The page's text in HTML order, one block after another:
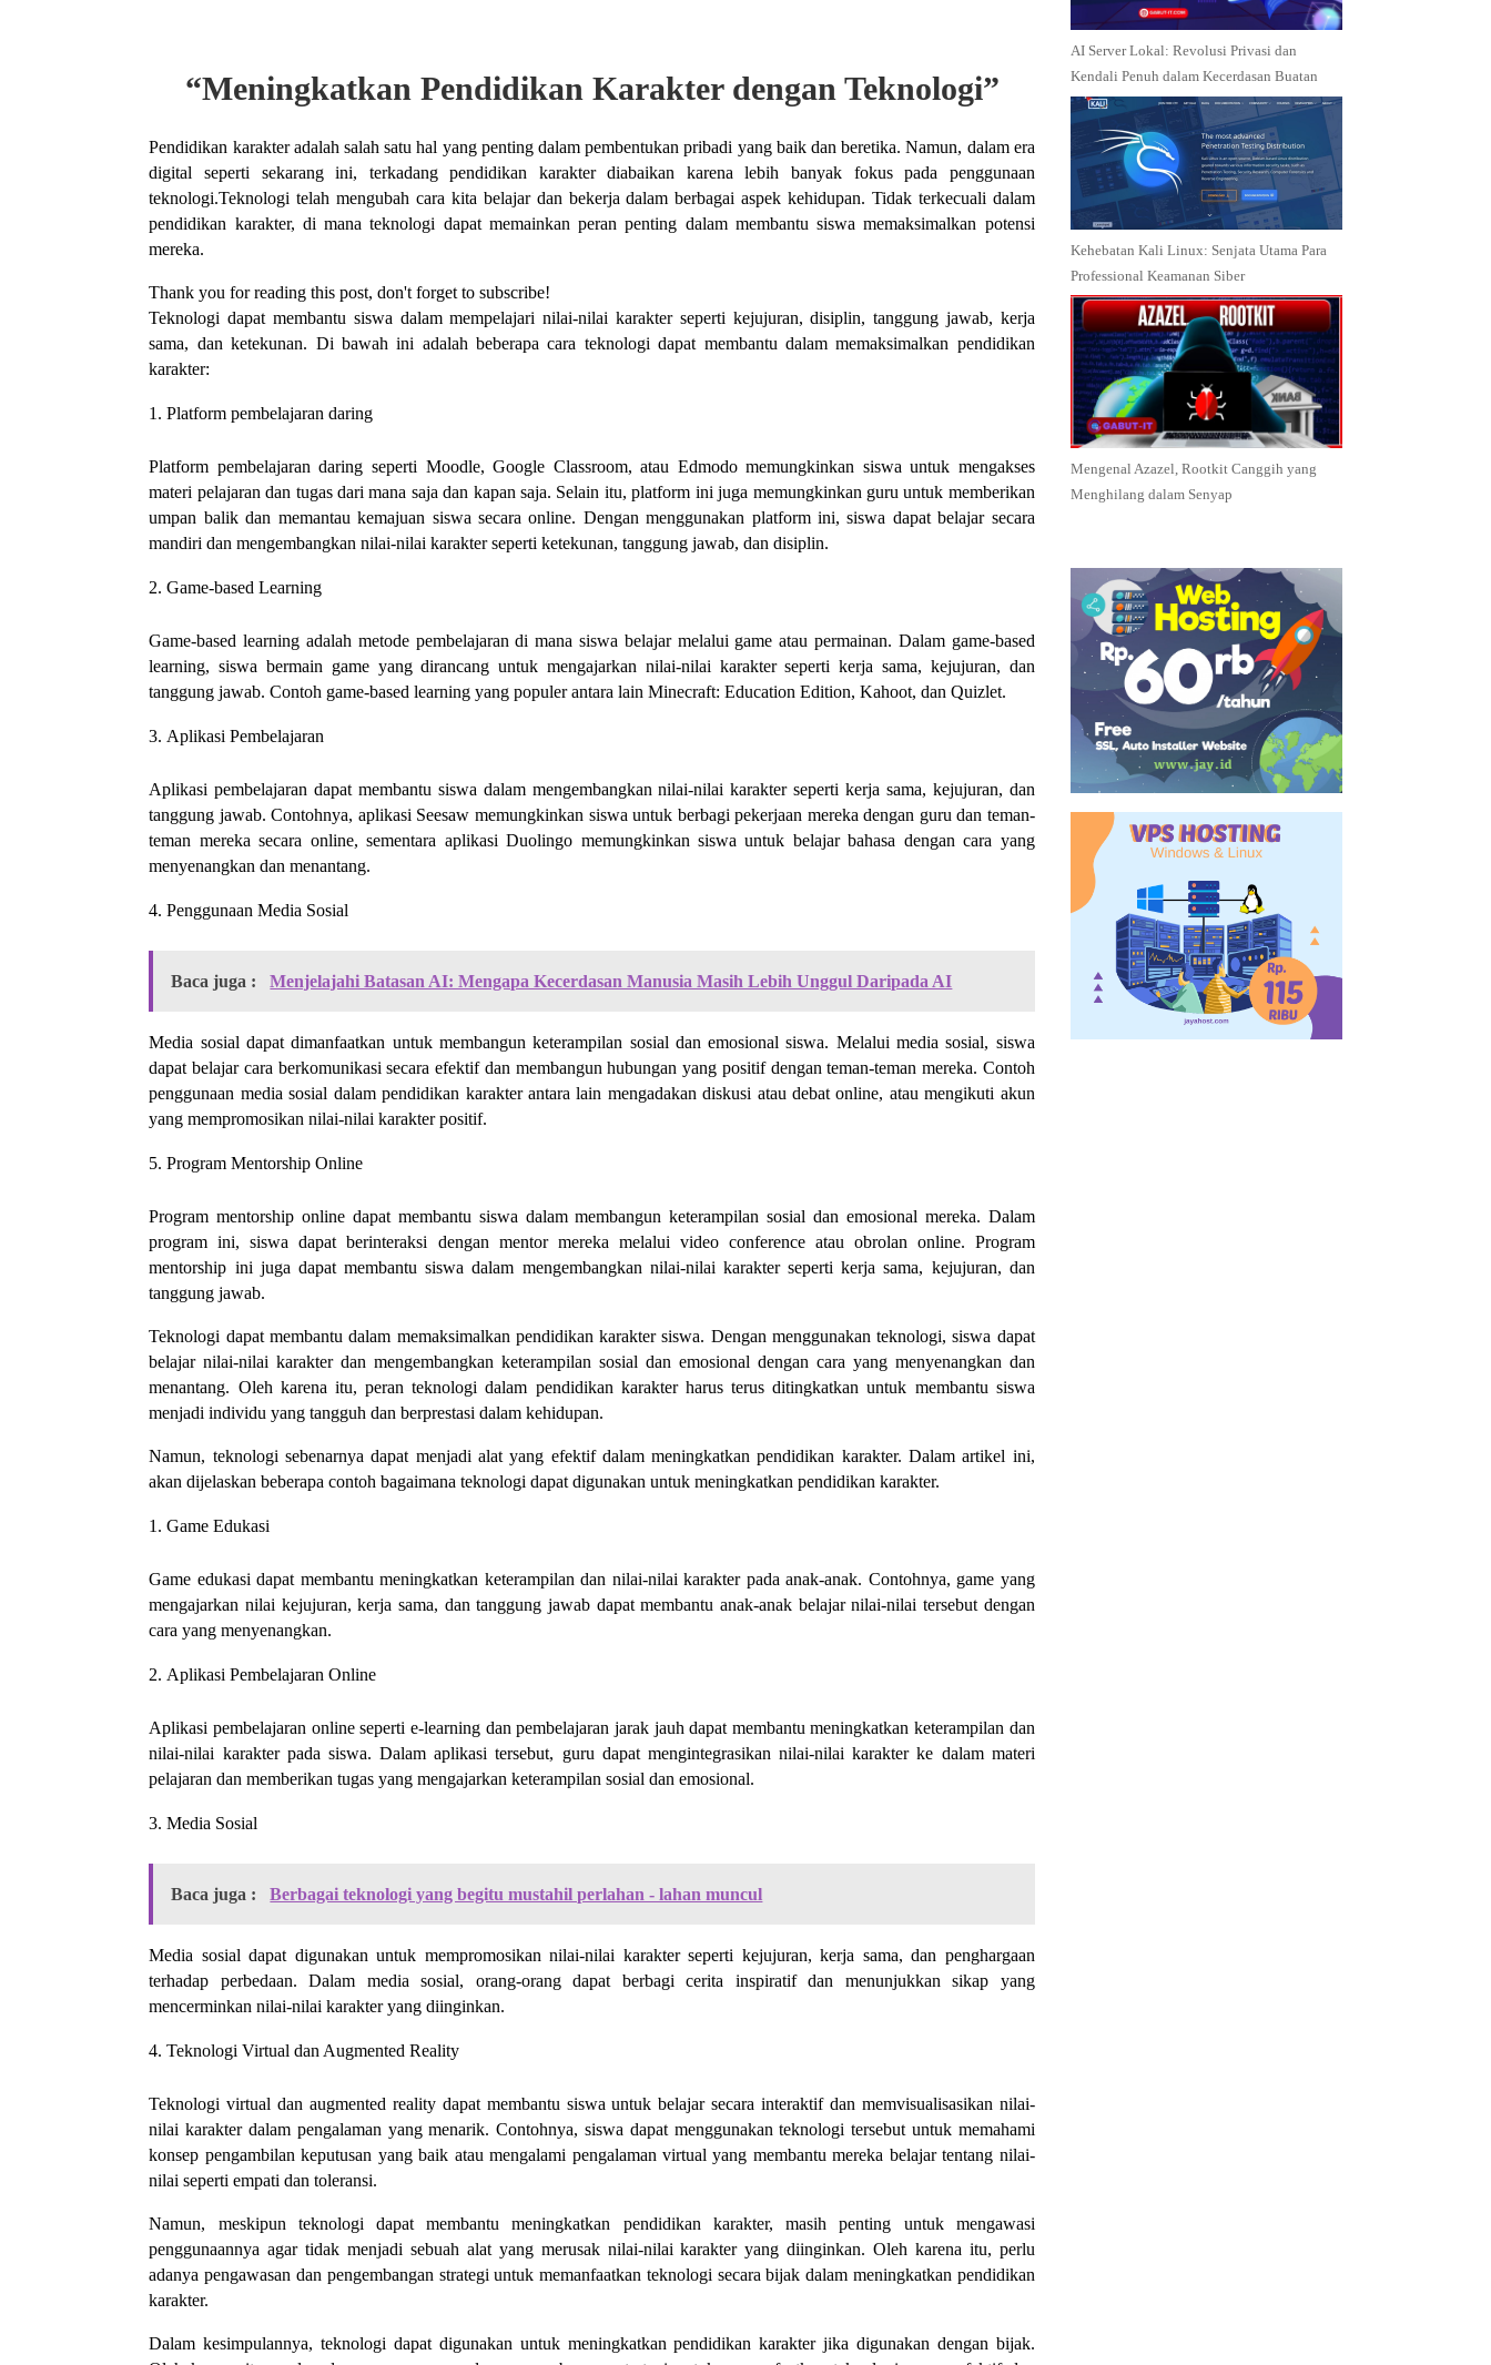
“Meningkatkan Pendidikan Karakter dengan Teknologi”
Pendidikan karakter adalah salah satu hal yang penting dalam pembentukan pribadi yang baik dan beretika. Namun, dalam era
digital seperti sekarang ini, terkadang pendidikan karakter diabaikan karena lebih banyak fokus pada penggunaan
teknologi.Teknologi telah mengubah cara kita belajar dan bekerja dalam berbagai aspek kehidupan. Tidak terkecuali dalam
pendidikan karakter, di mana teknologi dapat memainkan peran penting dalam membantu siswa memaksimalkan potensi
mereka.
Thank you for reading this post, don't forget to subscribe!
Teknologi dapat membantu siswa dalam mempelajari nilai-nilai karakter seperti kejujuran, disiplin, tanggung jawab, kerja
sama, dan ketekunan. Di bawah ini adalah beberapa cara teknologi dapat membantu dalam memaksimalkan pendidikan
karakter:
Platform pembelajaran daring
Platform pembelajaran daring seperti Moodle, Google Classroom, atau Edmodo memungkinkan siswa untuk mengakses
materi pelajaran dan tugas dari mana saja dan kapan saja. Selain itu, platform ini juga memungkinkan guru untuk memberikan
umpan balik dan memantau kemajuan siswa secara online. Dengan menggunakan platform ini, siswa dapat belajar secara
mandiri dan mengembangkan nilai-nilai karakter seperti ketekunan, tanggung jawab, dan disiplin.
Game-based Learning
Game-based learning adalah metode pembelajaran di mana siswa belajar melalui game atau permainan. Dalam game-based
learning, siswa bermain game yang dirancang untuk mengajarkan nilai-nilai karakter seperti kerja sama, kejujuran, dan
tanggung jawab. Contoh game-based learning yang populer antara lain Minecraft: Education Edition, Kahoot, dan Quizlet.
Aplikasi Pembelajaran
Aplikasi pembelajaran dapat membantu siswa dalam mengembangkan nilai-nilai karakter seperti kerja sama, kejujuran, dan
tanggung jawab. Contohnya, aplikasi Seesaw memungkinkan siswa untuk berbagi pekerjaan mereka dengan guru dan teman-
teman mereka secara online, sementara aplikasi Duolingo memungkinkan siswa untuk belajar bahasa dengan cara yang
menyenangkan dan menantang.
Penggunaan Media Sosial
Baca juga : Menjelajahi Batasan AI: Mengapa Kecerdasan Manusia Masih Lebih Unggul Daripada AI
Media sosial dapat dimanfaatkan untuk membangun keterampilan sosial dan emosional siswa. Melalui media sosial, siswa
dapat belajar cara berkomunikasi secara efektif dan membangun hubungan yang positif dengan teman-teman mereka. Contoh
penggunaan media sosial dalam pendidikan karakter antara lain mengadakan diskusi atau debat online, atau mengikuti akun
yang mempromosikan nilai-nilai karakter positif.
Program Mentorship Online
Program mentorship online dapat membantu siswa dalam membangun keterampilan sosial dan emosional mereka. Dalam
program ini, siswa dapat berinteraksi dengan mentor mereka melalui video conference atau obrolan online. Program
mentorship ini juga dapat membantu siswa dalam mengembangkan nilai-nilai karakter seperti kerja sama, kejujuran, dan
tanggung jawab.
Teknologi dapat membantu dalam memaksimalkan pendidikan karakter siswa. Dengan menggunakan teknologi, siswa dapat
belajar nilai-nilai karakter dan mengembangkan keterampilan sosial dan emosional dengan cara yang menyenangkan dan
menantang. Oleh karena itu, peran teknologi dalam pendidikan karakter harus terus ditingkatkan untuk membantu siswa
menjadi individu yang tangguh dan berprestasi dalam kehidupan.
Namun, teknologi sebenarnya dapat menjadi alat yang efektif dalam meningkatkan pendidikan karakter. Dalam artikel ini,
akan dijelaskan beberapa contoh bagaimana teknologi dapat digunakan untuk meningkatkan pendidikan karakter.
Game Edukasi
Game edukasi dapat membantu meningkatkan keterampilan dan nilai-nilai karakter pada anak-anak. Contohnya, game yang
mengajarkan nilai kejujuran, kerja sama, dan tanggung jawab dapat membantu anak-anak belajar nilai-nilai tersebut dengan
cara yang menyenangkan.
Aplikasi Pembelajaran Online
Aplikasi pembelajaran online seperti e-learning dan pembelajaran jarak jauh dapat membantu meningkatkan keterampilan dan
nilai-nilai karakter pada siswa. Dalam aplikasi tersebut, guru dapat mengintegrasikan nilai-nilai karakter ke dalam materi
pelajaran dan memberikan tugas yang mengajarkan keterampilan sosial dan emosional.
Media Sosial
Baca juga : Berbagai teknologi yang begitu mustahil perlahan - lahan muncul
Media sosial dapat digunakan untuk mempromosikan nilai-nilai karakter seperti kejujuran, kerja sama, dan penghargaan
terhadap perbedaan. Dalam media sosial, orang-orang dapat berbagi cerita inspiratif dan menunjukkan sikap yang
mencerminkan nilai-nilai karakter yang diinginkan.
Teknologi Virtual dan Augmented Reality
Teknologi virtual dan augmented reality dapat membantu siswa untuk belajar secara interaktif dan memvisualisasikan nilai-
nilai karakter dalam pengalaman yang menarik. Contohnya, siswa dapat menggunakan teknologi tersebut untuk memahami
konsep pengambilan keputusan yang baik atau mengalami pengalaman virtual yang membantu mereka belajar tentang nilai-
nilai seperti empati dan toleransi.
Namun, meskipun teknologi dapat membantu meningkatkan pendidikan karakter, masih penting untuk mengawasi
penggunaannya agar tidak menjadi sebuah alat yang merusak nilai-nilai karakter yang diinginkan. Oleh karena itu, perlu
adanya pengawasan dan pengembangan strategi untuk memanfaatkan teknologi secara bijak dalam meningkatkan pendidikan
karakter.
Dalam kesimpulannya, teknologi dapat digunakan untuk meningkatkan pendidikan karakter jika digunakan dengan bijak.
AI Server Lokal: Revolusi Privasi dan
Kendali Penuh dalam Kecerdasan Buatan
Kehebatan Kali Linux: Senjata Utama Para
Professional Keamanan Siber
Mengenal Azazel, Rootkit Canggih yang
Menghilang dalam Senyap